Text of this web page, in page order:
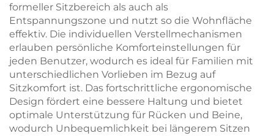
formeller Sitzbereich als auch als
Entspannungszone und nutzt so die Wohnfläche
effektiv. Die individuellen Verstellmechanismen
erlauben persönliche Komforteinstellungen für
jeden Benutzer, wodurch es ideal für Familien mit
unterschiedlichen Vorlieben im Bezug auf
Sitzkomfort ist. Das fortschrittliche ergonomische
Design fördert eine bessere Haltung und bietet
optimale Unterstützung für Rücken und Beine,
wodurch Unbequemlichkeit bei längerem Sitzen